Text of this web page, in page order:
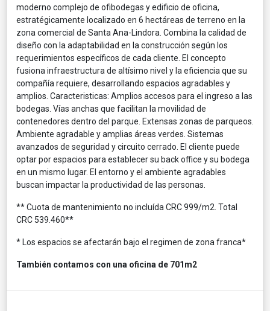
moderno complejo de ofibodegas y edificio de oficina,
estratégicamente localizado en 6 hectáreas de terreno en la
zona comercial de Santa Ana-Lindora. Combina la calidad de
diseño con la adaptabilidad en la construcción según los
requerimientos específicos de cada cliente. El concepto
fusiona infraestructura de altísimo nivel y la eficiencia que su
compañía requiere, desarrollando espacios agradables y
amplios. Caracteristicas: Amplios accesos para el ingreso a las
bodegas. Vías anchas que facilitan la movilidad de
contenedores dentro del parque. Extensas zonas de parqueos.
Ambiente agradable y amplias áreas verdes. Sistemas
avanzados de seguridad y circuito cerrado. El cliente puede
optar por espacios para establecer su back office y su bodega
en un mismo lugar. El entorno y el ambiente agradables
buscan impactar la productividad de las personas.
** Cuota de mantenimiento no incluída CRC 999/m2. Total
CRC 539.460**
* Los espacios se afectarán bajo el regimen de zona franca*
También contamos con una oficina de 701m2